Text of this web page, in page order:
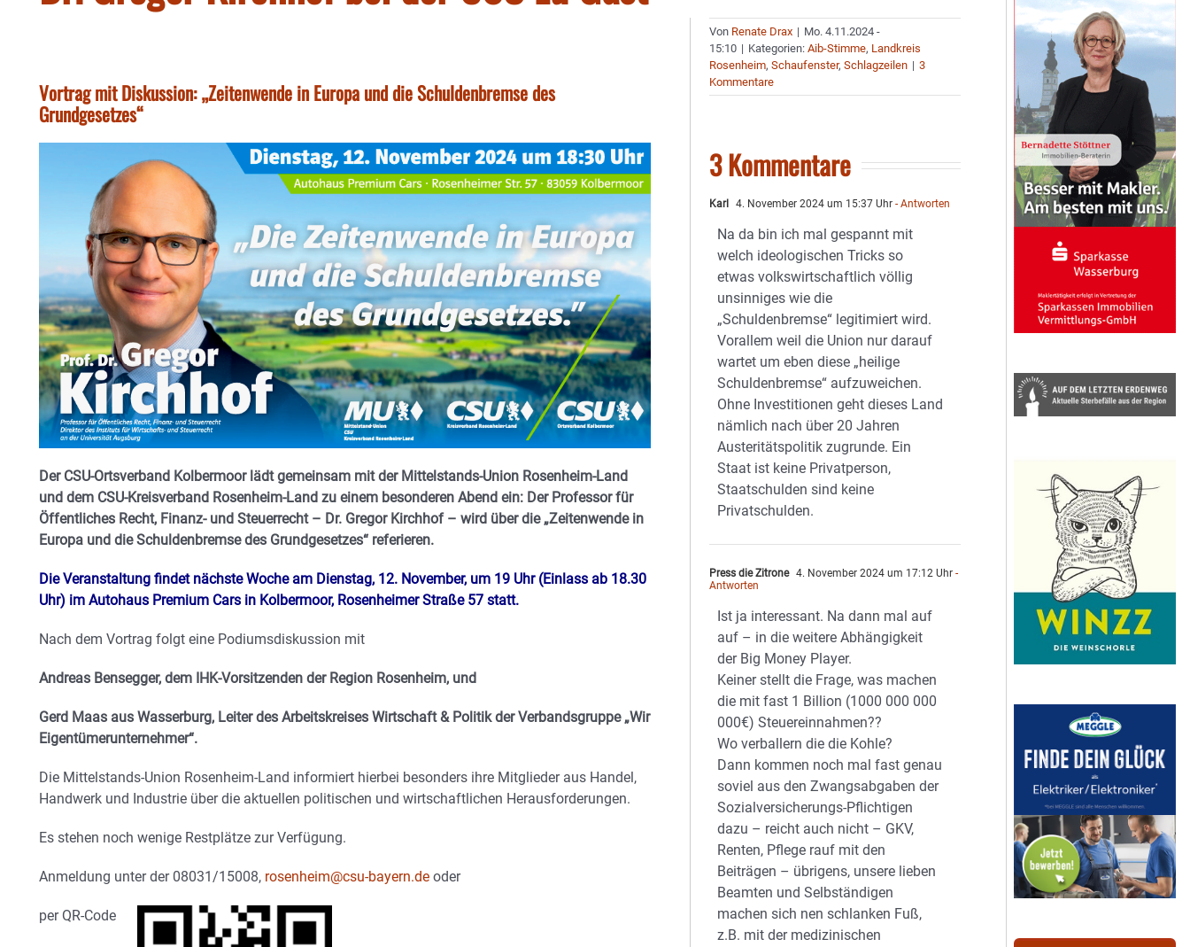
Vortrag mit Diskussion: „Zeitenwende in Europa und die Schuldenbremse des
Grundgesetzes“
Der CSU-Ortsverband Kolbermoor lädt gemeinsam mit der Mittelstands-Union Rosenheim-Land
und dem CSU-Kreisverband Rosenheim-Land zu einem besonderen Abend ein: Der Professor für
Öffentliches Recht, Finanz- und Steuerrecht – Dr. Gregor Kirchhof – wird über die „Zeitenwende in
Europa und die Schuldenbremse des Grundgesetzes“ referieren.
Die Veranstaltung findet nächste Woche am Dienstag, 12. November, um 19 Uhr (Einlass ab 18.30
Uhr) im Autohaus Premium Cars in Kolbermoor, Rosenheimer Straße 57 statt.
Nach dem Vortrag folgt eine Podiumsdiskussion mit
Andreas Bensegger, dem IHK-Vorsitzenden der Region Rosenheim, und
Gerd Maas aus Wasserburg, Leiter des Arbeitskreises Wirtschaft & Politik der Verbandsgruppe „Wir
Eigentümerunternehmer“.
Die Mittelstands-Union Rosenheim-Land informiert hierbei besonders ihre Mitglieder aus Handel,
Handwerk und Industrie über die aktuellen politischen und wirtschaftlichen Herausforderungen.
Es stehen noch wenige Restplätze zur Verfügung.
Anmeldung unter der 08031/15008, rosenheim@csu-bayern.de oder
per QR-Code
Von Renate Drax | Mo. 4.11.2024 -
15:10 | Kategorien:Aib-Stimme, Landkreis
Rosenheim,Schaufenster,Schlagzeilen | 3
Kommentare
3 Kommentare
Karl 4. November 2024 um 15:37 Uhr - Antworten
Na da bin ich mal gespannt mit
welch ideologischen Tricks so
etwas volkswirtschaftlich völlig
unsinniges wie die
„Schuldenbremse“ legitimiert wird.
Vorallem weil die Union nur darauf
wartet um eben diese „heilige
Schuldenbremse“ aufzuweichen.
Ohne Investitionen geht dieses Land
nämlich nach über 20 Jahren
Austeritätspolitik zugrunde. Ein
Staat ist keine Privatperson,
Staatschulden sind keine
Privatschulden.
Press die Zitrone 4. November 2024 um 17:12 Uhr -
Antworten
Ist ja interessant. Na dann mal auf
auf – in die weitere Abhängigkeit
der Big Money Player.
Keiner stellt die Frage, was machen
die mit fast 1 Billion (1000 000 000
000€) Steuereinnahmen??
Wo verballern die die Kohle?
Dann kommen noch mal fast genau
soviel aus den Zwangsabgaben der
Sozialversicherungs-Pflichtigen
dazu – reicht auch nicht – GKV,
Renten, Pflege rauf mit den
Beiträgen – übrigens, unsere lieben
Beamten und Selbständigen
machen sich nen schlanken Fuß,
z.B. mit der medizinischen